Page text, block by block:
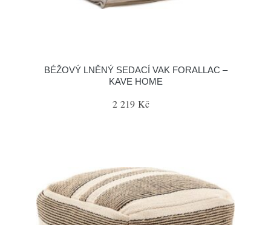
BÉŽOVÝ LNĚNÝ SEDACÍ VAK FORALLAC –
KAVE HOME
2 219 Kč